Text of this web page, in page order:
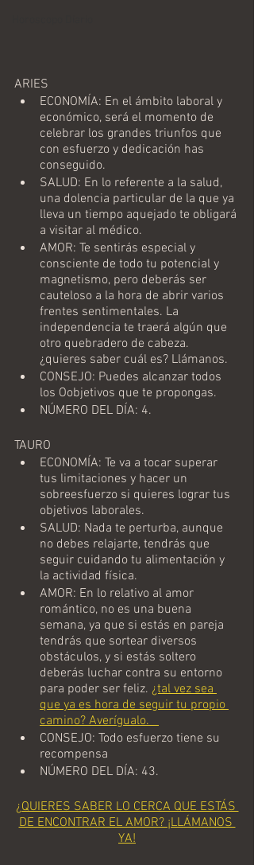
ARIES
ECONOMÍA: En el ámbito laboral y
económico, será el momento de
celebrar los grandes triunfos que
con esfuerzo y dedicación has
conseguido.
SALUD: En lo referente a la salud,
una dolencia particular de la que ya
lleva un tiempo aquejado te obligará
a visitar al médico.
AMOR: Te sentirás especial y
consciente de todo tu potencial y
magnetismo, pero deberás ser
cauteloso a la hora de abrir varios
frentes sentimentales. La
independencia te traerá algún que
otro quebradero de cabeza.
¿quieres saber cuál es? Llámanos.
CONSEJO: Puedes alcanzar todos
los Oobjetivos que te propongas.
NÚMERO DEL DÍA: 4.
TAURO
ECONOMÍA: Te va a tocar superar
tus limitaciones y hacer un
sobreesfuerzo si quieres lograr tus
objetivos laborales.
SALUD: Nada te perturba, aunque
no debes relajarte, tendrás que
seguir cuidando tu alimentación y
la actividad física.
AMOR: En lo relativo al amor
romántico, no es una buena
semana, ya que si estás en pareja
tendrás que sortear diversos
obstáculos, y si estás soltero
deberás luchar contra su entorno
para poder ser feliz. ¿tal vez sea
que ya es hora de seguir tu propio
camino? Averígualo.
CONSEJO: Todo esfuerzo tiene su
recompensa
NÚMERO DEL DÍA: 43.
¿QUIERES SABER LO CERCA QUE ESTÁS
DE ENCONTRAR EL AMOR? ¡LLÁMANOS
YA!